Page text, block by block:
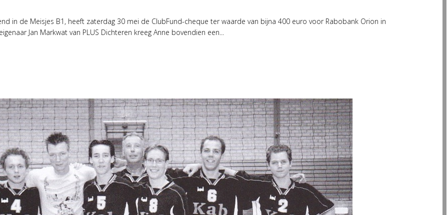
in de Meisjes B1, heeft zaterdag 30 mei de ClubFund-cheque ter waarde van bijna 400 euro voor Rabobank Orion in
Jan Markwat van PLUS Dichteren kreeg Anne bovendien een...